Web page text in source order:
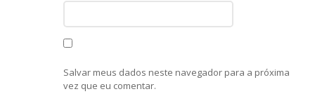
Salvar meus dados neste navegador para a próxima
vez que eu comentar.